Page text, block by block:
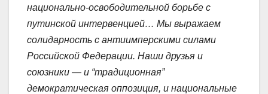
национально-освободительной борьбе с
путинской интервенцией… Мы выражаем
солидарность с антиимперскими силами
Российской Федерации. Наши друзья и
союзники — и “традиционная”
демократическая оппозиция, и национальные